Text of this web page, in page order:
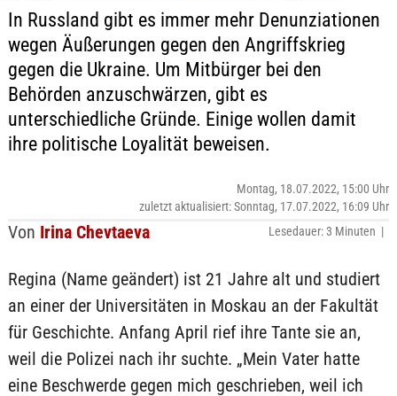
In Russland gibt es immer mehr Denunziationen
wegen Äußerungen gegen den Angriffskrieg
gegen die Ukraine. Um Mitbürger bei den
Behörden anzuschwärzen, gibt es
unterschiedliche Gründe. Einige wollen damit
ihre politische Loyalität beweisen.
Von Irina Chevtaeva
Montag, 18.07.2022, 15:00 Uhr
zuletzt aktualisiert: Sonntag, 17.07.2022, 16:09 Uhr
Lesedauer: 3 Minuten |
Regina (Name geändert) ist 21 Jahre alt und studiert
an einer der Universitäten in Moskau an der Fakultät
für Geschichte. Anfang April rief ihre Tante sie an,
weil die Polizei nach ihr suchte. „Mein Vater hatte
eine Beschwerde gegen mich geschrieben, weil ich